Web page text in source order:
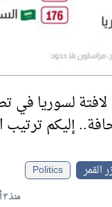
لافتة لسوريا في
إليكم ترتيب
القمر
Politics
منذ ٣ أشهر